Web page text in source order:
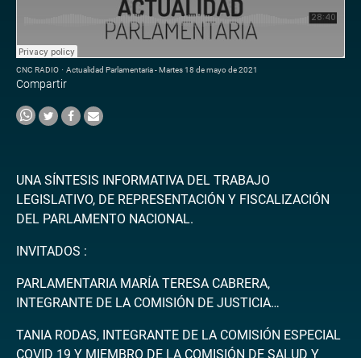
CNC RADIO · Actualidad Parlamentaria - Martes 18 de mayo de 2021
Compartir
UNA SÍNTESIS INFORMATIVA DEL TRABAJO
LEGISLATIVO, DE REPRESENTACIÓN Y FISCALIZACIÓN
DEL PARLAMENTO NACIONAL.
INVITADOS :
PARLAMENTARIA MARÍA TERESA CABRERA,
INTEGRANTE DE LA COMISIÓN DE JUSTICIA…
TANIA RODAS, INTEGRANTE DE LA COMISIÓN ESPECIAL
COVID 19 Y MIEMBRO DE LA COMISIÓN DE SALUD Y